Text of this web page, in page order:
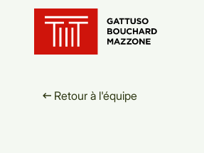
Retour à l'équipe